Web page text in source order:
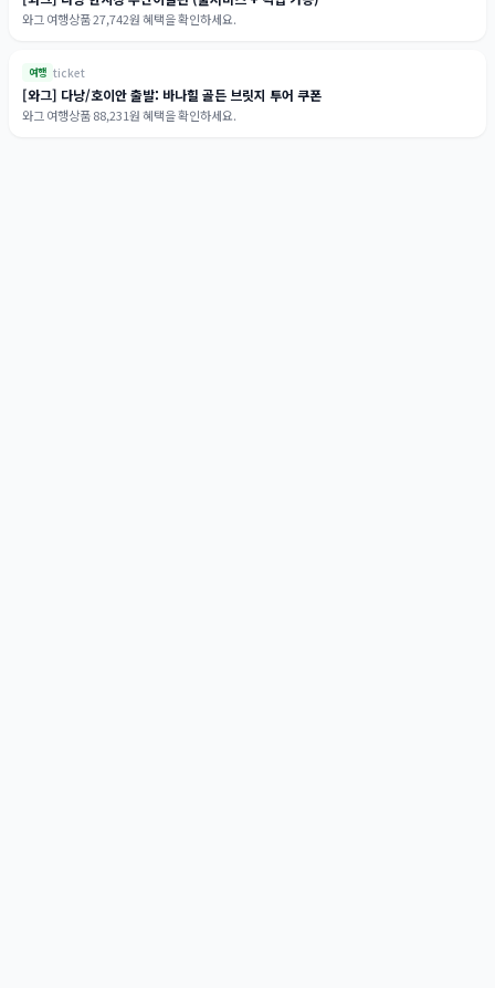
와그 여행상품 27,742원 혜택을 확인하세요.
여행 ticket
[와그] 다낭/호이안 출발: 바나힐 골든 브릿지 투어 쿠폰
와그 여행상품 88,231원 혜택을 확인하세요.